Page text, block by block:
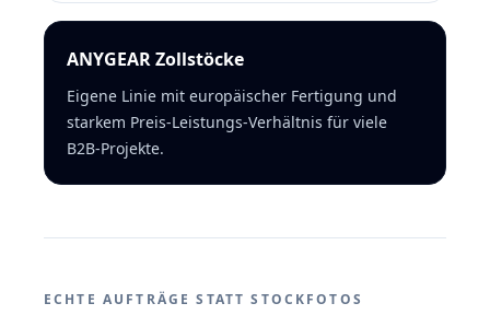
ANYGEAR Zollstöcke
Eigene Linie mit europäischer Fertigung und
starkem Preis-Leistungs-Verhältnis für viele
B2B-Projekte.
ECHTE AUFTRÄGE STATT STOCKFOTOS